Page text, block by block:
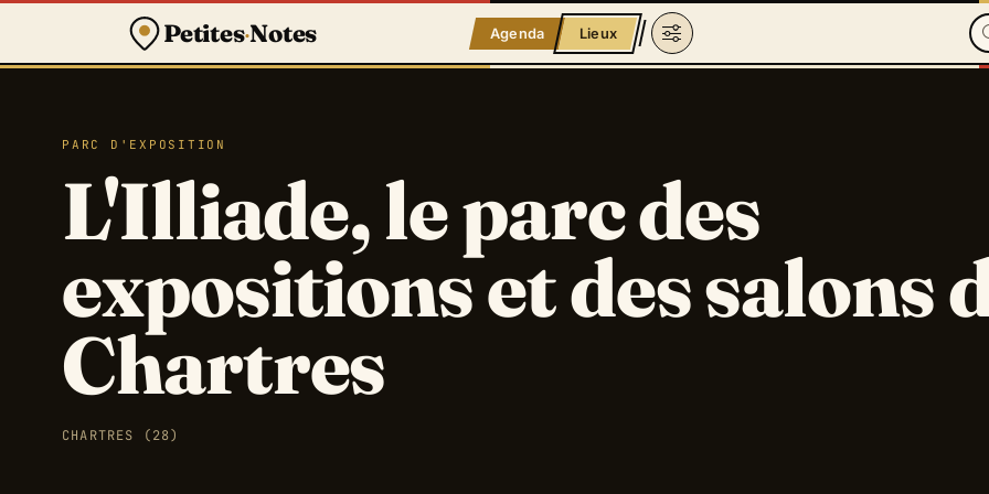
Petites·Notes Agenda Lieux
PARC D'EXPOSITION
L'Illiade, le parc des
expositions et des salons
Chartres
CHARTRES (28)